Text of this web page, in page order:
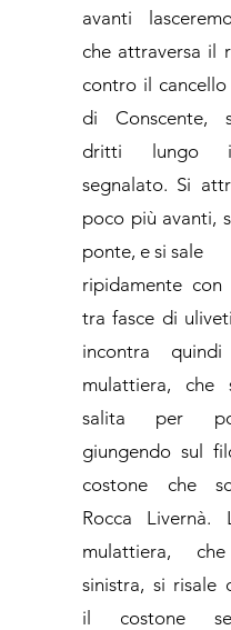
avanti
che attraversa il
contro il
di Conscente,
dritti lungo
segnalato. Si
poco più avanti,
ponte, e si sale
ripidamente
tra fasce di
incontra
mulattiera, che
salita per
giungendo sul
costone che
Rocca Livernà.
mulattiera,
sinistra, si risale
il costone